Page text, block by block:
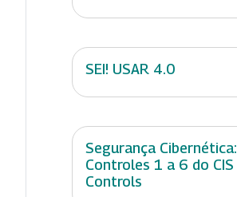
SEI! USAR 4.0
Segurança Cibernética:
Controles 1 a 6 do CIS
Controls